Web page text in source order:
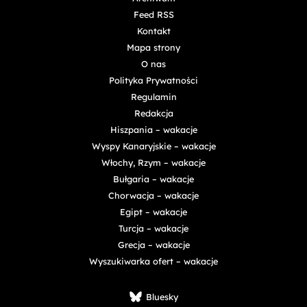
Feed RSS
Kontakt
Mapa strony
O nas
Polityka Prywatności
Regulamin
Redakcja
Hiszpania – wakacje
Wyspy Kanaryjskie – wakacje
Włochy, Rzym – wakacje
Bułgaria – wakacje
Chorwacja – wakacje
Egipt – wakacje
Turcja – wakacje
Grecja – wakacje
Wyszukiwarka ofert – wakacje
Bluesky